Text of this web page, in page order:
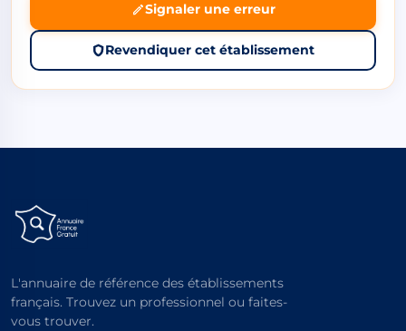
Signaler une erreur
Revendiquer cet établissement
L'annuaire de référence des établissements
français. Trouvez un professionnel ou faites-
vous trouver.